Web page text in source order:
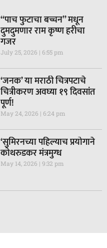
“पाच फुटाचा बच्चन” मधून
दुमदुमणार राम कृष्ण हरीचा
गजर
July 25, 2026 6:55 pm
‘जनक’ या मराठी चित्रपटाचे
चित्रीकरण अवघ्या १९ दिवसांत
पूर्ण!
May 24, 2026 6:24 pm
‘सुमिरनच्या पहिल्याच प्रयोगाने
कोथरुडकर मंत्रमुग्ध
May 14, 2026 9:32 pm